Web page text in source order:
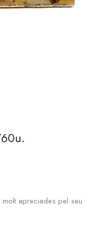
molt apreciades pel seu